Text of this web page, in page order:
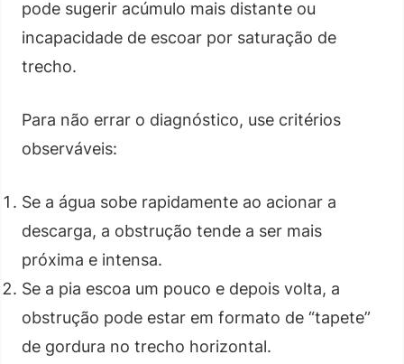
pode sugerir acúmulo mais distante ou
incapacidade de escoar por saturação de
trecho.
Para não errar o diagnóstico, use critérios
observáveis:
Se a água sobe rapidamente ao acionar a
descarga, a obstrução tende a ser mais
próxima e intensa.
Se a pia escoa um pouco e depois volta, a
obstrução pode estar em formato de “tapete”
de gordura no trecho horizontal.